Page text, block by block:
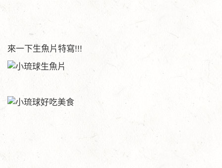
來一下生魚片特寫!!!